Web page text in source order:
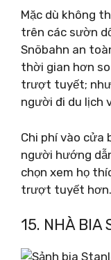
Mặc dù không
trên các sườn
Snöbahn an
thời gian hơn
trượt tuyết; như
người đi du lịch
Chi phí vào
người hướng
chọn xem họ
trượt tuyết hơn.
15. NHÀ BIA